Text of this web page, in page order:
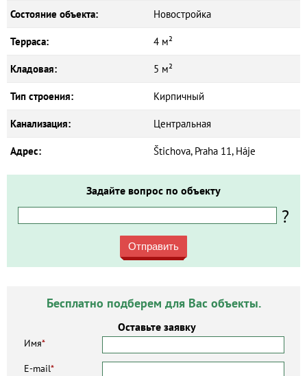
Состояние объекта: Новостройка
Терраса: 4 м²
Кладовая: 5 м²
Тип строения: Кирпичный
Канализация: Центральная
Адрес: Štichova, Praha 11, Háje
Задайте вопрос по объекту
?
Отправить
Бесплатно подберем для Вас объекты.
Оставьте заявку
Имя*
E-mail*